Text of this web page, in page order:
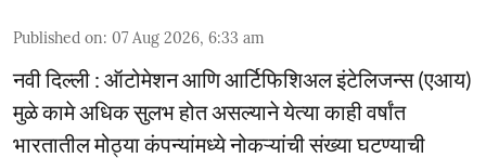
Published on: 07 Aug 2026, 6:33 am
नवी दिल्ली : ऑटोमेशन आणि आर्टिफिशिअल इंटेलिजन्स (एआय)
मुळे कामे अधिक सुलभ होत असल्याने येत्या काही वर्षांत
भारतातील मोठ्या कंपन्यांमध्ये नोकऱ्यांची संख्या घटण्याची